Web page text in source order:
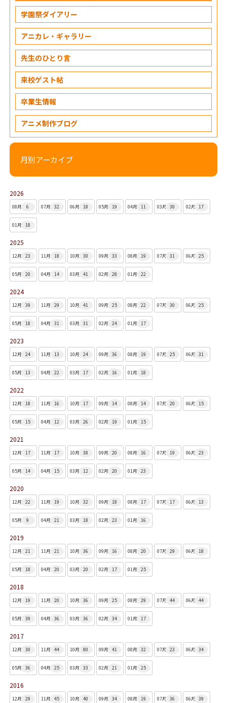
学園祭ダイアリー
アニカレ・ギャラリー
先生のひとり言
来校ゲスト帖
卒業生情報
アニメ制作ブログ
月別アーカイブ
2026
08月 6 07月 32 06月 18 05月 19 04月 11 03月 30 02月 17
01月 18
2025
12月 23 11月 18 10月 30 09月 33 08月 19 07月 31 06月 25
05月 20 04月 14 03月 41 02月 28 01月 22
2024
12月 39 11月 29 10月 41 09月 25 08月 22 07月 30 06月 25
05月 18 04月 31 03月 31 02月 24 01月 17
2023
12月 24 11月 13 10月 24 09月 36 08月 19 07月 25 06月 31
05月 13 04月 22 03月 17 02月 16 01月 18
2022
12月 18 11月 16 10月 17 09月 14 08月 14 07月 20 06月 15
05月 15 04月 12 03月 26 02月 19 01月 15
2021
12月 17 11月 17 10月 38 09月 20 08月 16 07月 19 06月 23
05月 14 04月 15 03月 12 02月 20 01月 23
2020
12月 22 11月 19 10月 32 09月 18 08月 17 07月 17 06月 13
05月 9 04月 21 03月 18 02月 23 01月 16
2019
12月 21 11月 21 10月 36 09月 16 08月 20 07月 29 06月 18
05月 18 04月 20 03月 20 02月 17 01月 25
2018
12月 19 11月 20 10月 36 09月 25 08月 29 07月 44 06月 44
05月 39 04月 36 03月 36 02月 34 01月 17
2017
12月 30 11月 44 10月 80 09月 41 08月 32 07月 23 06月 34
05月 36 04月 25 03月 33 02月 21 01月 25
2016
12月 29 11月 45 10月 40 09月 34 08月 19 07月 36 06月 39